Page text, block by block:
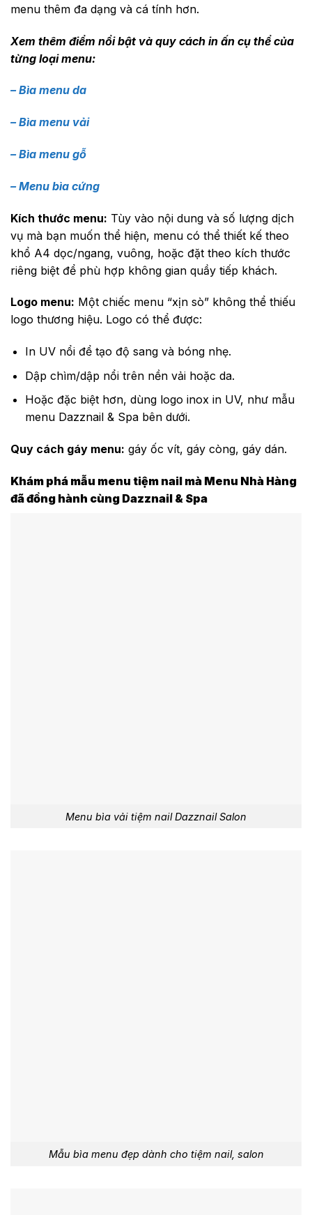
menu thêm đa dạng và cá tính hơn.
Xem thêm điểm nổi bật và quy cách in ấn cụ thể của
từng loại menu:
– Bìa menu da
– Bìa menu vải
– Bìa menu gỗ
– Menu bìa cứng
Kích thước menu: Tùy vào nội dung và số lượng dịch
vụ mà bạn muốn thể hiện, menu có thể thiết kế theo
khổ A4 dọc/ngang, vuông, hoặc đặt theo kích thước
riêng biệt để phù hợp không gian quầy tiếp khách.
Logo menu: Một chiếc menu “xịn sò” không thể thiếu
logo thương hiệu. Logo có thể được:
In UV nổi để tạo độ sang và bóng nhẹ.
Dập chìm/dập nổi trên nền vải hoặc da.
Hoặc đặc biệt hơn, dùng logo inox in UV, như mẫu
menu Dazznail & Spa bên dưới.
Quy cách gáy menu: gáy ốc vít, gáy còng, gáy dán.
Khám phá mẫu menu tiệm nail mà Menu Nhà Hàng
đã đồng hành cùng Dazznail & Spa
Menu bìa vải tiệm nail Dazznail Salon
Mẫu bìa menu đẹp dành cho tiệm nail, salon